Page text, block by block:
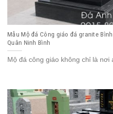
Mẫu Mộ đá Công giáo đá granite
Quân Ninh Bình
Mộ đá công giáo không chỉ là